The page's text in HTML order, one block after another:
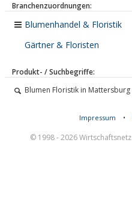
Branchenzuordnungen:
Blumenhandel & Floristik
Gärtner & Floristen
Produkt- / Suchbegriffe:
Blumen Floristik in Mattersburg
Impressum •
© 1998 - 2026